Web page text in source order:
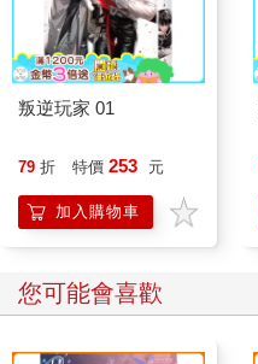
叛逆玩家 01
79 折 特價 253 元
加入購物車
您可能會喜歡